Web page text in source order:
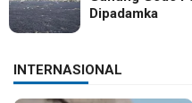
Dipadamka
INTERNASIONAL